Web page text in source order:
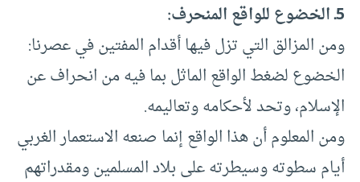
5ـ الخضوع للواقع المنحرف:
ومن المزالق التي تزل فيها أقدام المفتين في عصرنا:
الخضوع لضغط الواقع الماثل بما فيه من انحراف عن
الإسلام، وتحد لأحكامه وتعاليمه.
ومن المعلوم أن هذا الواقع إنما صنعه الاستعمار الغربي
أيام سطوته وسيطرته على بلاد المسلمين ومقدراتهم